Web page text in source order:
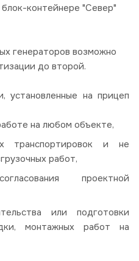
контейнере "Север"
генераторов возможно
до второй.
установленные на прицеп
на любом объекте,
транспортировок и не
работ,
проектной
или подготовки
монтажных работ на